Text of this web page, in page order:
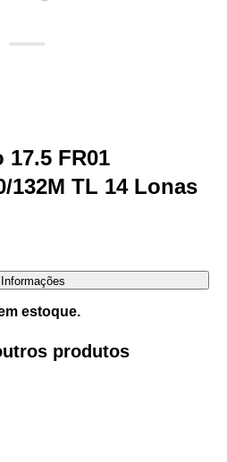
FR01
132M TL 14 Lonas
Informações
estoque.
produtos